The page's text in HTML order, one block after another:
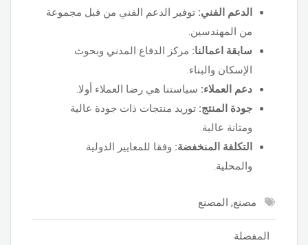
الدعم الفني: توفير الدعم الفني من قبل مجموعة
من المهندسين.
سابقة اعمالنا: مركز الدفاع المدني وبحوث
الإسكان والبناء.
دعم العملاء: سياستنا هي رضا العملاء أولا.
جودة المنتج: توريد منتجات ذات جودة عالية
ومتانة عالية.
التكلفة المنخفضة: وفقا للمعايير الدولية
والمحلية.
مصنع, المصنع
المفضلة